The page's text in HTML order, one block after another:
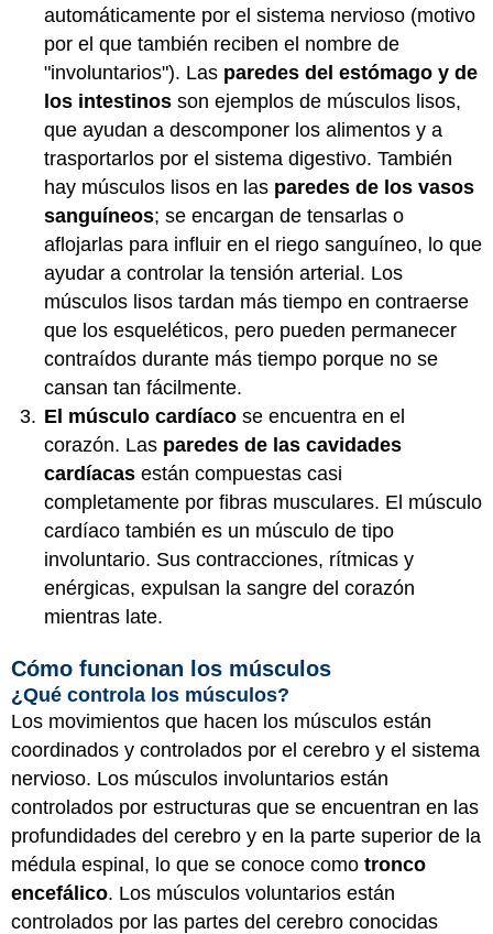
automáticamente por el sistema nervioso (motivo
por el que también reciben el nombre de
"involuntarios"). Las paredes del estómago y de
los intestinos son ejemplos de músculos lisos,
que ayudan a descomponer los alimentos y a
trasportarlos por el sistema digestivo. También
hay músculos lisos en las paredes de los vasos
sanguíneos; se encargan de tensarlas o
aflojarlas para influir en el riego sanguíneo, lo que
ayudar a controlar la tensión arterial. Los
músculos lisos tardan más tiempo en contraerse
que los esqueléticos, pero pueden permanecer
contraídos durante más tiempo porque no se
cansan tan fácilmente.
El músculo cardíaco se encuentra en el
corazón. Las paredes de las cavidades
cardíacas están compuestas casi
completamente por fibras musculares. El músculo
cardíaco también es un músculo de tipo
involuntario. Sus contracciones, rítmicas y
enérgicas, expulsan la sangre del corazón
mientras late.
Cómo funcionan los músculos
¿Qué controla los músculos?
Los movimientos que hacen los músculos están
coordinados y controlados por el cerebro y el sistema
nervioso. Los músculos involuntarios están
controlados por estructuras que se encuentran en las
profundidades del cerebro y en la parte superior de la
médula espinal, lo que se conoce como tronco
encefálico. Los músculos voluntarios están
controlados por las partes del cerebro conocidas